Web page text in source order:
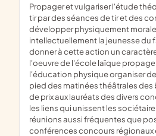
propager et vulgariser l'étude théorique et pratique du
tir par des séances de tir et des
développer physiquement
intellectuellement la jeunesse du
donner à cette action un
l'oeuvre de l'école laïque
l'éducation physique organiser
pied des matinées théâtrales
de prix aux lauréats des divers
les liens qui unissent les
réunions aussi fréquentes que
conférences concours régionaux